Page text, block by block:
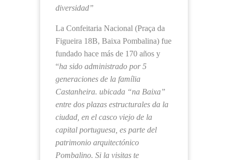
diversidad”
La Confeitaria Nacional (Praça da
Figueira 18B, Baixa Pombalina) fue
fundado hace más de 170 años y
“ha sido administrado por 5
generaciones de la família
Castanheira. ubicada “na Baixa”
entre dos plazas estructurales da la
ciudad, en el casco viejo de la
capital portuguesa, es parte del
patrimonio arquitectónico
Pombalino. Si la visitas te